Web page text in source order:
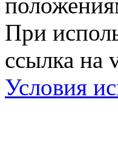
При
ссылка на
Условия